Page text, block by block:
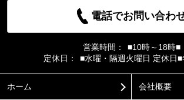
電話でお問い合わ
営業時間：
■10時～18時■
定休日：
■水曜・隔週火曜日 定休日
ホーム 会社概要